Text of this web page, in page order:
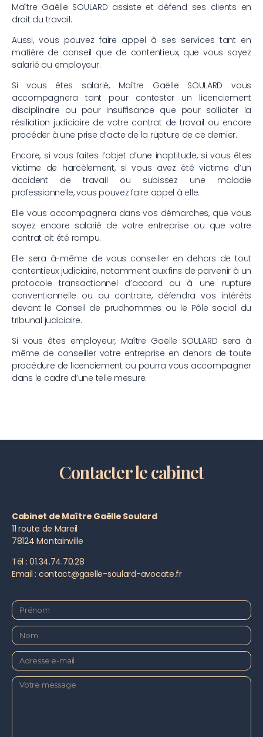
Maître Gaëlle SOULARD assiste et défend ses clients en
droit du travail.
Aussi, vous pouvez faire appel à ses services tant en
matière de conseil que de contentieux, que vous soyez
salarié ou employeur.
Si vous êtes salarié, Maître Gaëlle SOULARD vous
accompagnera tant pour contester un licenciement
disciplinaire ou pour insuffisance que pour solliciter la
résiliation judiciaire de votre contrat de travail ou encore
procéder à une prise d’acte de la rupture de ce dernier.
Encore, si vous faites l’objet d’une inaptitude, si vous êtes
victime de harcèlement, si vous avez été victime d’un
accident de travail ou subissez une maladie
professionnelle, vous pouvez faire appel à elle.
Elle vous accompagnera dans vos démarches, que vous
soyez encore salarié de votre entreprise ou que votre
contrat ait été rompu.
Elle sera à-même de vous conseiller en dehors de tout
contentieux judiciaire, notamment aux fins de parvenir à un
protocole transactionnel d’accord ou à une rupture
conventionnelle ou au contraire, défendra vos intérêts
devant le Conseil de prudhommes ou le Pôle social du
tribunal judiciaire.
Si vous êtes employeur, Maître Gaëlle SOULARD sera à
même de conseiller votre entreprise en dehors de toute
procédure de licenciement ou pourra vous accompagner
dans le cadre d’une telle mesure.
Contacter le cabinet
Cabinet de Maître Gaëlle Soulard
11 route de Mareil
78124 Montainville
Tél : 01.34.74.70.28
Email : contact@gaelle-soulard-avocate.fr